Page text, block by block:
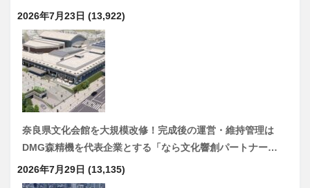
2026年7月23日 (13,922)
奈良県文化会館を大規模改修！完成後の運営・維持管理は
DMG森精機を代表企業とする「なら文化響創パートナー…
2026年7月29日 (13,135)